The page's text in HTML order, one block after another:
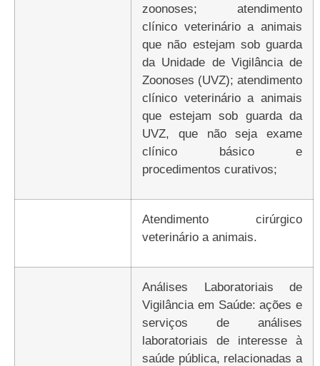
zoonoses; atendimento
clínico veterinário a animais
que não estejam sob guarda
da Unidade de Vigilância de
Zoonoses (UVZ); atendimento
clínico veterinário a animais
que estejam sob guarda da
UVZ, que não seja exame
clínico básico e
procedimentos curativos;
atendimento cirúrgico
veterinário a animais.
Análises Laboratoriais de
Vigilância em Saúde: ações e
serviços de análises
laboratoriais de interesse à
saúde pública, relacionadas a